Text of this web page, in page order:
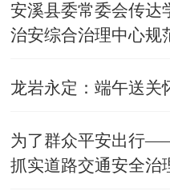
安溪县委常委会传达
治安综合治理中心规
龙岩永定：端午送关
为了群众平安出行
抓实道路交通安全治